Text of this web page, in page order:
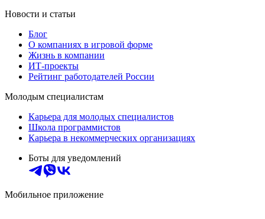
Новости и статьи
Блог
О компаниях в игровой форме
Жизнь в компании
ИТ-проекты
Рейтинг работодателей России
Молодым специалистам
Карьера для молодых специалистов
Школа программистов
Карьера в некоммерческих организациях
Боты для уведомлений
Мобильное приложение